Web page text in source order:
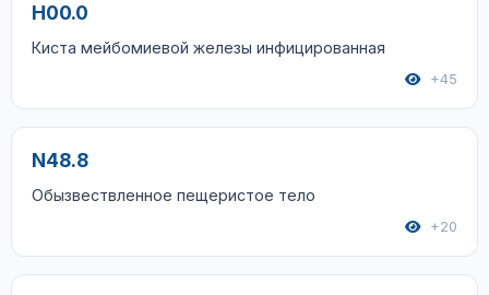
H00.0
Киста мейбомиевой железы инфицированная
+45
N48.8
Обызвествленное пещеристое тело
+20